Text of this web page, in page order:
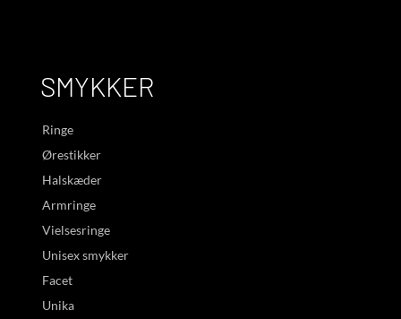
SMYKKER
Ringe
Ørestikker
Halskæder
Armringe
Vielsesringe
Unisex smykker
Facet
Unika